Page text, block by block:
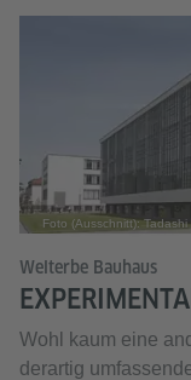
Foto (Ausschnitt):
Welterbe Bauhaus
Wohl kaum eine
derartig